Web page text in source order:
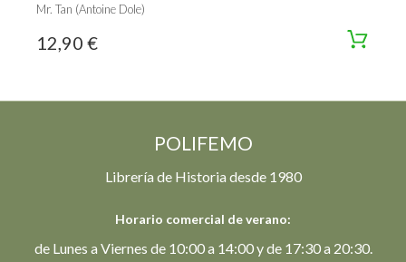
Mr. Tan (Antoine Dole)
12,90 €
POLIFEMO
Librería de Historia desde 1980
Horario comercial de verano:
de Lunes a Viernes de 10:00 a 14:00 y de 17:30 a 20:30.